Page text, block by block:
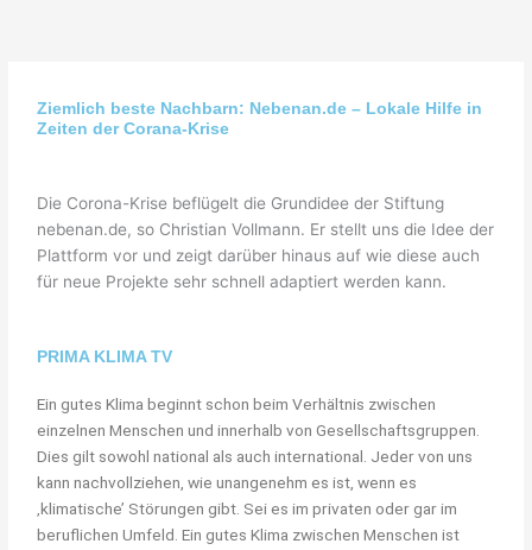
anderen
Erfindung ist
mit dem
Angenehmen so
verbunden, wie
beim Fahrrad."
Adam Opel, Gründer der Firma
Adam Opel GmbH
Ziemlich beste Nachbarn: Nebenan.de – Lokale Hilfe in
Zeiten der Corana-Krise
Die Corona-Krise beflügelt die Grundidee der Stiftung
nebenan.de, so Christian Vollmann. Er stellt uns die Idee der
Plattform vor und zeigt darüber hinaus auf wie diese auch
für neue Projekte sehr schnell adaptiert werden kann.
PRIMA KLIMA TV
Ein gutes Klima beginnt schon beim Verhältnis zwischen
einzelnen Menschen und innerhalb von Gesellschaftsgruppen.
Dies gilt sowohl national als auch international. Jeder von uns
kann nachvollziehen, wie unangenehm es ist, wenn es
‚klimatische’ Störungen gibt. Sei es im privaten oder gar im
beruflichen Umfeld. Ein gutes Klima zwischen Menschen ist